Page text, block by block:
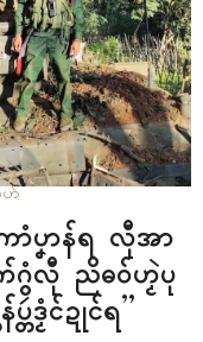
ဟ်
ပၞာန်ရ လီုအာ
ဂွံလီု ညိဓဝ်ဟၟဲပု
ဒၟံၚ်ဍုၚ်ရ”